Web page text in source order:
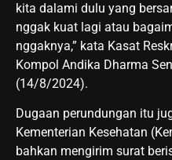
kita dalami dulu yang
nggak kuat lagi atau
nggaknya,” kata Kasat
Kompol Andika Dharma
(14/8/2024).
Dugaan perundungan itu
Kementerian Kesehatan
bahkan mengirim surat